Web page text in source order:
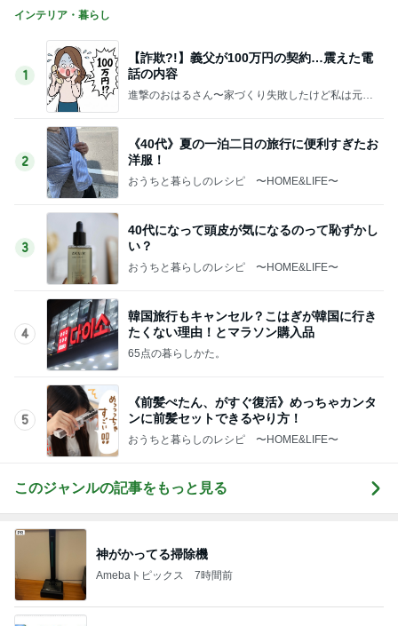
インテリア・暮らし
1
【詐欺?!】義父が100万円の契約…震えた電
話の内容
進撃のおはるさん〜家づくり失敗したけど私は元気
2
《40代》夏の一泊二日の旅行に便利すぎたお
洋服！
おうちと暮らしのレシピ 〜HOME&LIFE〜
3
40代になって頭皮が気になるのって恥ずかし
い？
おうちと暮らしのレシピ 〜HOME&LIFE〜
4
韓国旅行もキャンセル？こはぎが韓国に行き
たくない理由！とマラソン購入品
65点の暮らしかた。
5
《前髪ぺたん、がすぐ復活》めっちゃカンタ
ンに前髪セットできるやり方！
おうちと暮らしのレシピ 〜HOME&LIFE〜
このジャンルの記事をもっと見る
神がかってる掃除機
Amebaトピックス 7時間前